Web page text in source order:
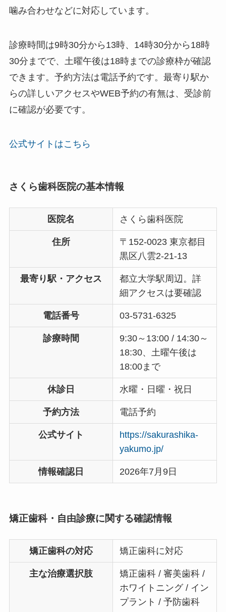
噛み合わせなどに対応しています。
診療時間は9時30分から13時、14時30分から18時
30分までで、土曜午後は18時までの診療枠が確認
できます。予約方法は電話予約です。最寄り駅か
らの詳しいアクセスやWEB予約の有無は、受診前
に確認が必要です。
公式サイトはこちら
さくら歯科医院の基本情報
医院名 さくら歯科医院
住所
〒152-0023 東京都目
黒区八雲2-21-13
最寄り駅・アクセス
都立大学駅周辺。詳
細アクセスは要確認
電話番号 03-5731-6325
診療時間
9:30～13:00 / 14:30～
18:30、土曜午後は
18:00まで
休診日 水曜・日曜・祝日
予約方法 電話予約
公式サイト
https://sakurashika-
yakumo.jp/
情報確認日 2026年7月9日
矯正歯科・自由診療に関する確認情報
矯正歯科の対応 矯正歯科に対応
主な治療選択肢
矯正歯科 / 審美歯科 /
ホワイトニング / イン
プラント / 予防歯科